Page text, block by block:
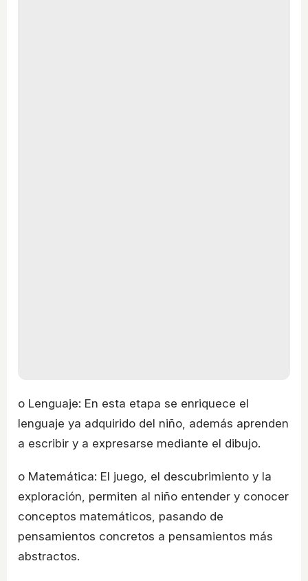
o Lenguaje: En esta etapa se enriquece el
lenguaje ya adquirido del niño, además aprenden
a escribir y a expresarse mediante el dibujo.
o Matemática: El juego, el descubrimiento y la
exploración, permiten al niño entender y conocer
conceptos matemáticos, pasando de
pensamientos concretos a pensamientos más
abstractos.